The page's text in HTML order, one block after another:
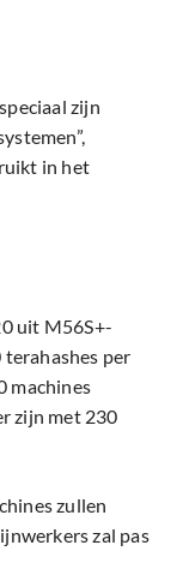
zijn
in het
uit M56S+-
per
machines
zijn met 230
zullen
zal pas